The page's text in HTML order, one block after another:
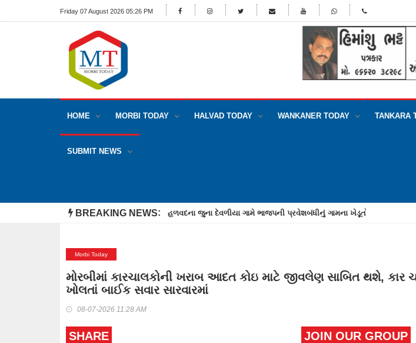
Friday 07 August 2026 05:26 PM
HOME MORBI TODAY HALVAD TODAY WANKANER TODAY TANKARA
SUBMIT NEWS
BREAKING NEWS હળવદના જુના દેવળીયા ગામે ભાજપની પ્રવેશબંધીનું ગામના ખેડૂતોએ વાજતે
Morbi Today
મોરબીમાં કારચાલકોની ખરાબ આદત કોઇ માટે જીવલેણ સાબિત થશે, કાર
ખોલતાં બાઈક સવાર સારવારમાં
08-07-2026 11:28 AM
SHARE JOIN OUR GROUP